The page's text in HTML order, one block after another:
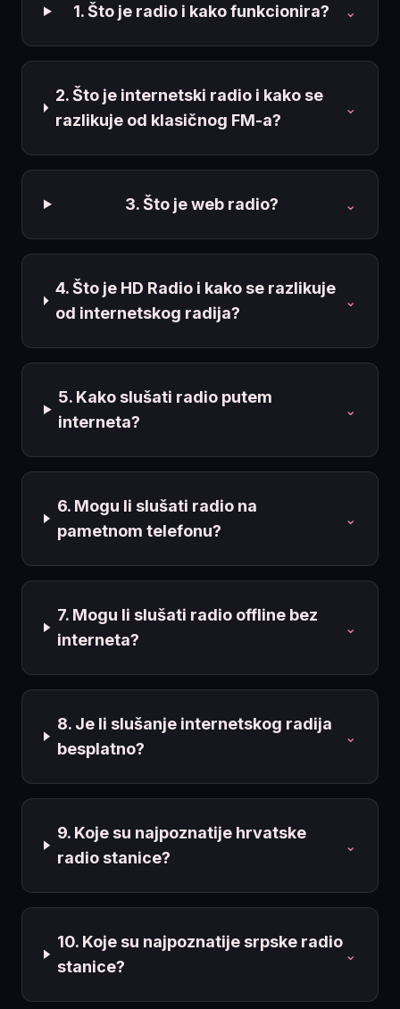
1. Što je radio i kako funkcionira? ⌄
2. Što je internetski radio i kako se
razlikuje od klasičnog FM-a?
⌄
3. Što je web radio? ⌄
4. Što je HD Radio i kako se razlikuje
od internetskog radija?
⌄
5. Kako slušati radio putem
interneta?
⌄
6. Mogu li slušati radio na
pametnom telefonu?
⌄
7. Mogu li slušati radio offline bez
interneta?
⌄
8. Je li slušanje internetskog radija
besplatno?
⌄
9. Koje su najpoznatije hrvatske
radio stanice?
⌄
10. Koje su najpoznatije srpske radio
stanice?
⌄